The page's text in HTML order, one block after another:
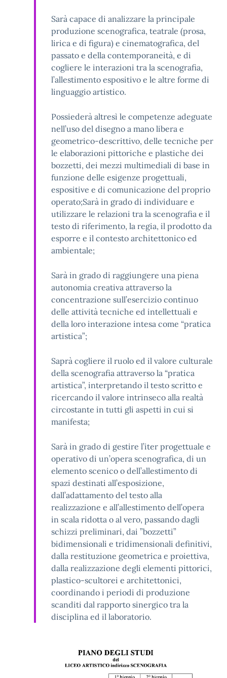
Sarà capace di analizzare la principale
produzione scenografica, teatrale (prosa,
lirica e di figura) e cinematografica, del
passato e della contemporaneità, e di
cogliere le interazioni tra la scenografia,
l’allestimento espositivo e le altre forme di
linguaggio artistico.
Possiederà altresì le competenze adeguate
nell’uso del disegno a mano libera e
geometrico-descrittivo, delle tecniche per
le elaborazioni pittoriche e plastiche dei
bozzetti, dei mezzi multimediali di base in
funzione delle esigenze progettuali,
espositive e di comunicazione del proprio
operato;Sarà in grado di individuare e
utilizzare le relazioni tra la scenografia e il
testo di riferimento, la regia, il prodotto da
esporre e il contesto architettonico ed
ambientale;
Sarà in grado di raggiungere una piena
autonomia creativa attraverso la
concentrazione sull’esercizio continuo
delle attività tecniche ed intellettuali e
della loro interazione intesa come “pratica
artistica”;
Saprà cogliere il ruolo ed il valore culturale
della scenografia attraverso la “pratica
artistica”, interpretando il testo scritto e
ricercando il valore intrinseco alla realtà
circostante in tutti gli aspetti in cui si
manifesta;
Sarà in grado di gestire l’iter progettuale e
operativo di un’opera scenografica, di un
elemento scenico o dell’allestimento di
spazi destinati all’esposizione,
dall’adattamento del testo alla
realizzazione e all’allestimento dell’opera
in scala ridotta o al vero, passando dagli
schizzi preliminari, dai ”bozzetti”
bidimensionali e tridimensionali definitivi,
dalla restituzione geometrica e proiettiva,
dalla realizzazione degli elementi pittorici,
plastico-scultorei e architettonici,
coordinando i periodi di produzione
scanditi dal rapporto sinergico tra la
disciplina ed il laboratorio.